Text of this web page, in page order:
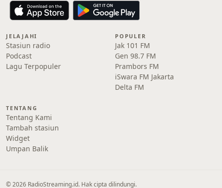
JELAJAHI
Stasiun radio
Podcast
Lagu Terpopuler
POPULER
Jak 101 FM
Gen 98.7 FM
Prambors FM
iSwara FM Jakarta
Delta FM
TENTANG
Tentang Kami
Tambah stasiun
Widget
Umpan Balik
© 2026 RadioStreaming.id. Hak cipta dilindungi.